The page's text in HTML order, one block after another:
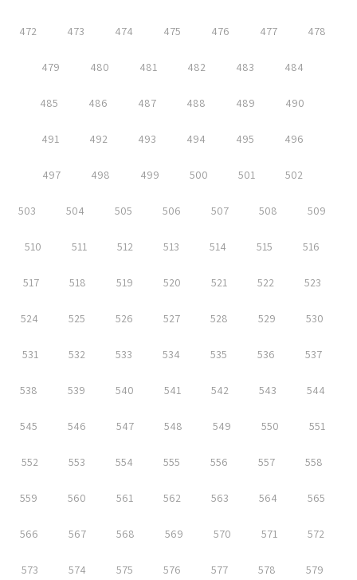
472 473 474 475 476 477 478
479 480 481 482 483 484
485 486 487 488 489 490
491 492 493 494 495 496
497 498 499 500 501 502
503 504 505 506 507 508 509
510 511 512 513 514 515 516
517 518 519 520 521 522 523
524 525 526 527 528 529 530
531 532 533 534 535 536 537
538 539 540 541 542 543 544
545 546 547 548 549 550 551
552 553 554 555 556 557 558
559 560 561 562 563 564 565
566 567 568 569 570 571 572
573 574 575 576 577 578 579